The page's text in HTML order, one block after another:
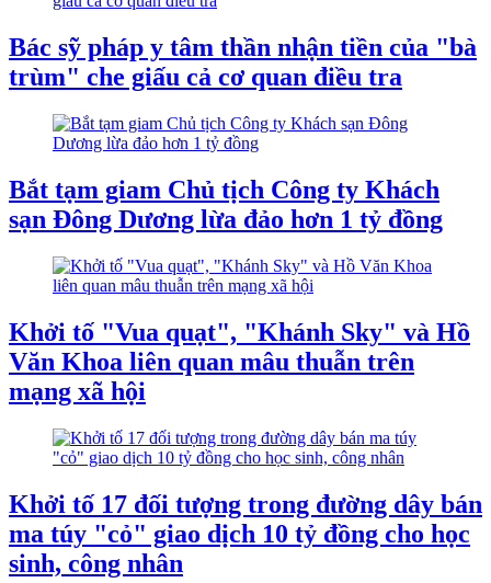
Bác sỹ pháp y tâm thần nhận tiền của "bà
trùm" che giấu cả cơ quan điều tra
Bắt tạm giam Chủ tịch Công ty Khách
sạn Đông Dương lừa đảo hơn 1 tỷ đồng
Khởi tố "Vua quạt", "Khánh Sky" và Hồ
Văn Khoa liên quan mâu thuẫn trên
mạng xã hội
Khởi tố 17 đối tượng trong đường dây bán
ma túy "cỏ" giao dịch 10 tỷ đồng cho học
sinh, công nhân